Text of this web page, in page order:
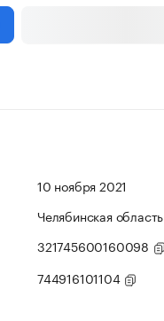
10 ноября 2021
Челябинская область
321745600160098
744916101104